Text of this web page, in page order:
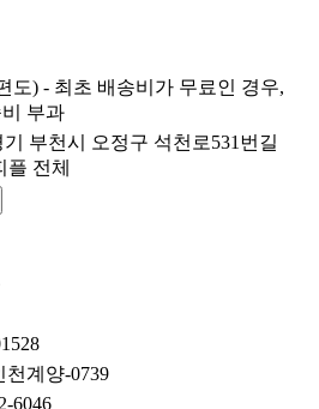
도) - 최초 배송비가 무료인 경우,
부과
기 부천시 오정구 석천로531번길
플 전체
천계양-0739
6046